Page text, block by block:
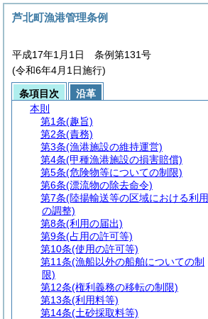
芦北町漁港管理条例
平成17年1月1日 条例第131号
(令和6年4月1日施行)
条項目次
沿革
本則
第1条(趣旨)
第2条(責務)
第3条(漁港施設の維持運営)
第4条(甲種漁港施設の損害賠償)
第5条(危険物等についての制限)
第6条(漂流物の除去命令)
第7条(陸揚輸送等の区域における利用
の調整)
第8条(利用の届出)
第9条(占用の許可等)
第10条(使用の許可等)
第11条(漁船以外の船舶についての制
限)
第12条(権利義務の移転の制限)
第13条(利用料等)
第14条(土砂採取料等)